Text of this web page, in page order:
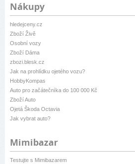
Nákupy
hledejceny.cz
Zboží Živě
Osobní vozy
Zboží Dáma
zbozi.blesk.cz
Jak na prohlídku ojetého vozu?
HobbyKompas
Auto pro začátečníka do 100 000 Kč
Zboží Auto
Ojetá Škoda Octavia
Jak vybrat auto?
Mimibazar
Testujte s Mimibazarem